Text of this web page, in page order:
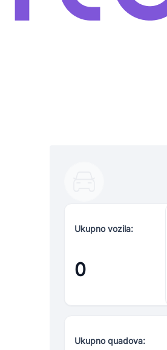
Ukupno vozila:
0
Ukupno quadova: